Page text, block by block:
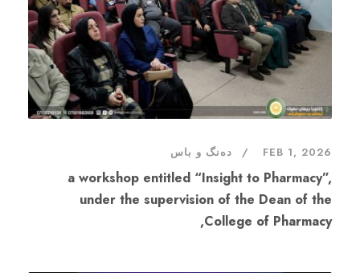
FEB 1, 2026 دەنگ و باس
a workshop entitled “Insight to Pharmacy”,
under the supervision of the Dean of the
College of Pharmacy,